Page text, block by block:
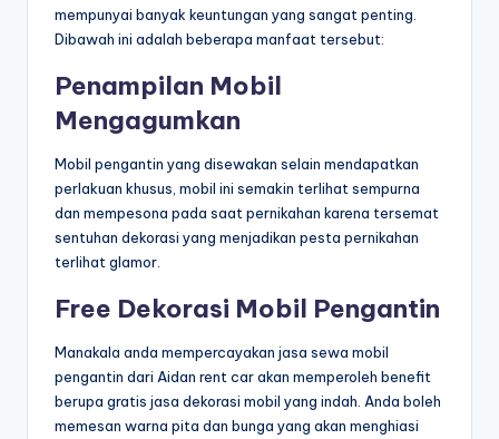
mempunyai banyak keuntungan yang sangat penting.
Dibawah ini adalah beberapa manfaat tersebut:
Penampilan Mobil
Mengagumkan
Mobil pengantin yang disewakan selain mendapatkan
perlakuan khusus, mobil ini semakin terlihat sempurna
dan mempesona pada saat pernikahan karena tersemat
sentuhan dekorasi yang menjadikan pesta pernikahan
terlihat glamor.
Free Dekorasi Mobil Pengantin
Manakala anda mempercayakan jasa sewa mobil
pengantin dari Aidan rent car akan memperoleh benefit
berupa gratis jasa dekorasi mobil yang indah. Anda boleh
memesan warna pita dan bunga yang akan menghiasi